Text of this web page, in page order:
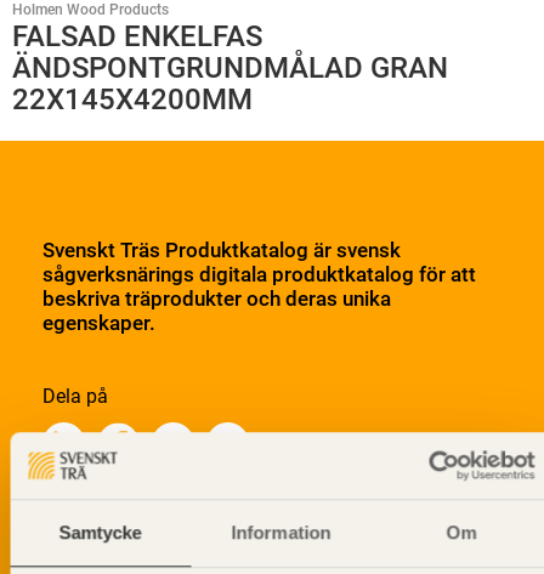
Samtycke Information Om
Holmen Wood Products
FALSAD ENKELFAS
ÄNDSPONTGRUNDMÅLAD GRAN
22X145X4200MM
Svenskt Träs Produktkatalog är svensk
sågverksnärings digitala produktkatalog för att
beskriva träprodukter och deras unika
egenskaper.
Dela på
Prenumerera på Svenskt Träs
informationsutskick!